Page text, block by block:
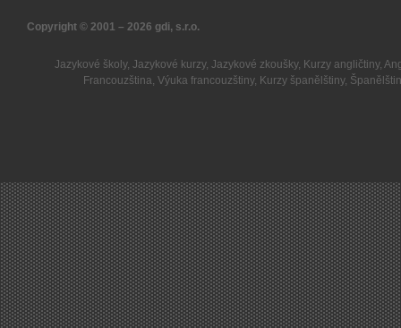
Copyright © 2001 – 2026 gdi, s.r.o.
Jazykové školy, Jazykové kurzy, Jazykové zkoušky, Kurzy angličtiny,
Francouzština,Výuka francouzštiny, Kurzy španělštiny,